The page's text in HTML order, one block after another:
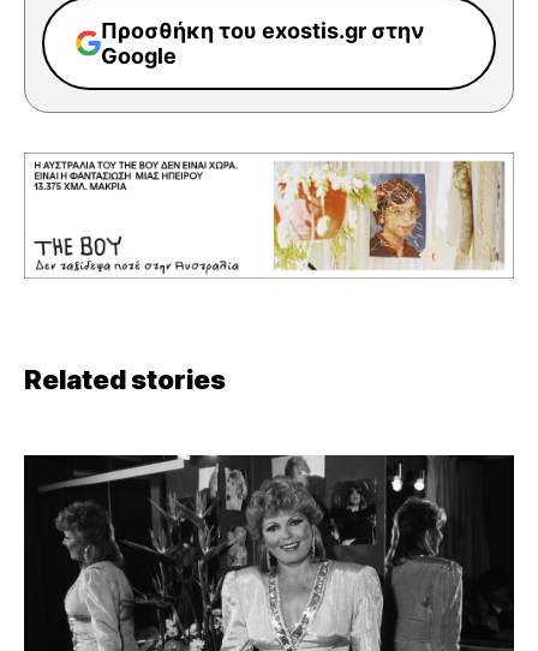
Προσθήκη του exostis.gr στην
Google
Related stories